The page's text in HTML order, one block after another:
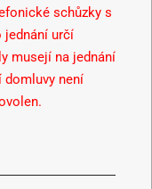
schůzky s
jednání určí
musejí na jednání
domluvy není